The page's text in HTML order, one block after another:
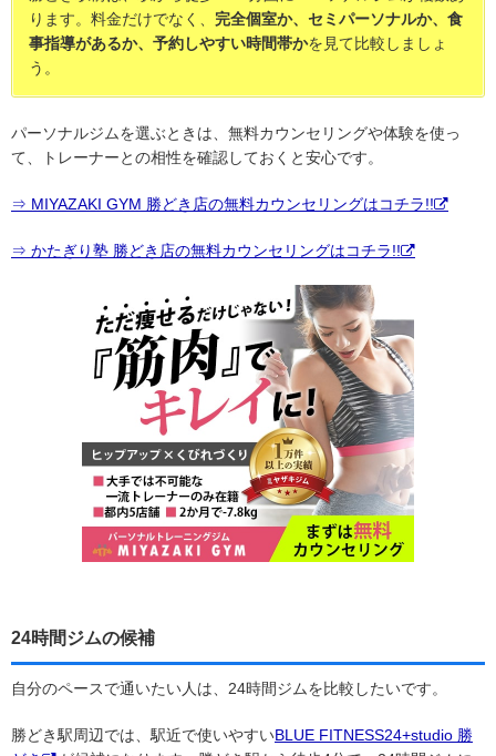
ります。料金だけでなく、 完全個室か、セミパーソナルか、食
事指導があるか、予約しやすい時間帯かを見て比較しましょ
う。
パーソナルジムを選ぶときは、無料カウンセリングや体験を使っ
て、トレーナーとの相性を確認しておくと安心です。
⇒ MIYAZAKI GYM 勝どき店の無料カウンセリングはコチラ!!
⇒ かたぎり塾 勝どき店の無料カウンセリングはコチラ!!
24時間ジムの候補
自分のペースで通いたい人は、24時間ジムを比較したいです。
勝どき駅周辺では、駅近で使いやすいBLUE FITNESS24+studio 勝